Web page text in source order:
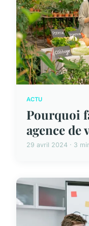
ACTU
Pourquoi
agence de
29 avril 2024 · 3